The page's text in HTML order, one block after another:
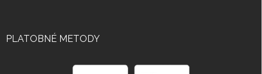
PLATOBNÉ METODY